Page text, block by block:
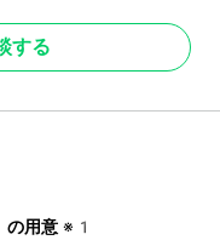
する
の用意 ※1